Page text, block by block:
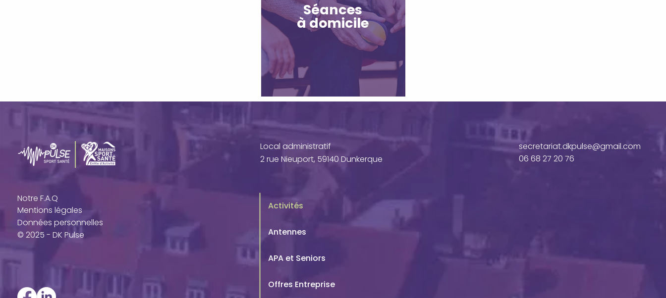
Séances
à domicile
Notre F.A.Q
Mentions légales
Données personnelles
© 2025 - DK Pulse
Local administratif
2 rue Nieuport, 59140 Dunkerque
Activités
Antennes
APA et Seniors
Offres Entreprise
secretariat.dkpulse@gmail.com
06 68 27 20 76